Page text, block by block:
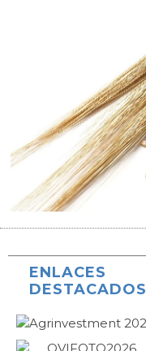
ENLACES
DESTACADOS